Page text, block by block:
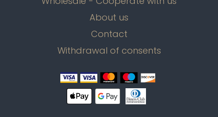
About us
Contact
Withdrawal of consents